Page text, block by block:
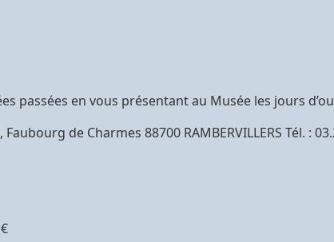
passées en vous présentant au Musée les jours
Faubourg de Charmes 88700 RAMBERVILLERS Tél. :